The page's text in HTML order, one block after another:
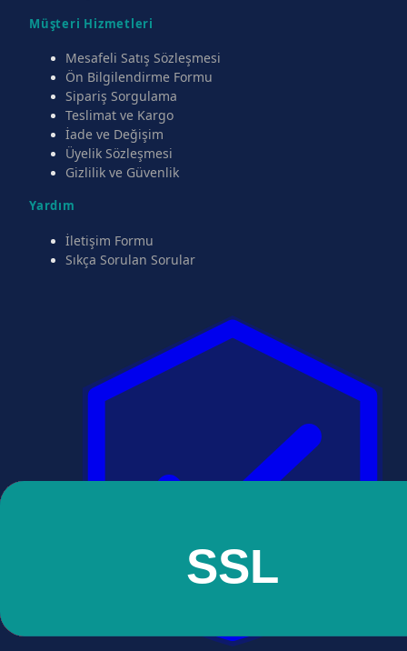
Müşteri Hizmetleri
Mesafeli Satış Sözleşmesi
Ön Bilgilendirme Formu
Sipariş Sorgulama
Teslimat ve Kargo
İade ve Değişim
Üyelik Sözleşmesi
Gizlilik ve Güvenlik
Yardım
İletişim Formu
Sıkça Sorulan Sorular